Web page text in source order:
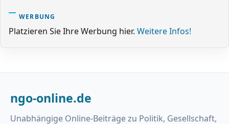
WERBUNG
Platzieren Sie Ihre Werbung hier. Weitere Infos!
ngo-online.de
Unabhängige Online-Beiträge zu Politik, Gesellschaft,